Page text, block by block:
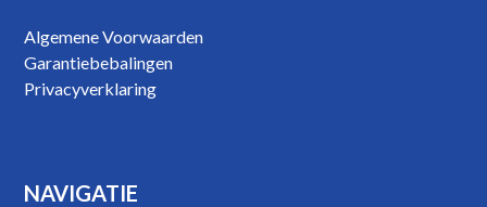
Algemene Voorwaarden
Garantiebebalingen
Privacyverklaring
NAVIGATIE